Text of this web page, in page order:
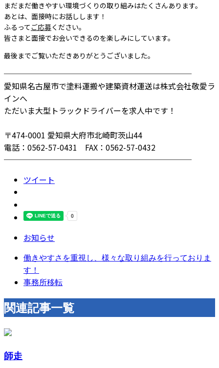
まだまだ働きやすい環境づくりの取り組みはたくさんあります。
あとは、面接時にお話しします！
ふるって ご応募ください。
皆さまと面接でお会いできるのを楽しみにしています。
最後までご覧いただきありがとうございました。
────────────────────────
愛知県名古屋市で塗料運搬や建築資材運送は株式会社敬愛ラ
インへ
ただいま大型トラックドライバーを求人中です！
〒474-0001 愛知県大府市北崎町茨山44
電話：0562-57-0431 FAX：0562-57-0432
────────────────────────
ツイート
お知らせ
働きやすさを重視し、様々な取り組みを行っておりま
す！
事務所移転
関連記事一覧
師走